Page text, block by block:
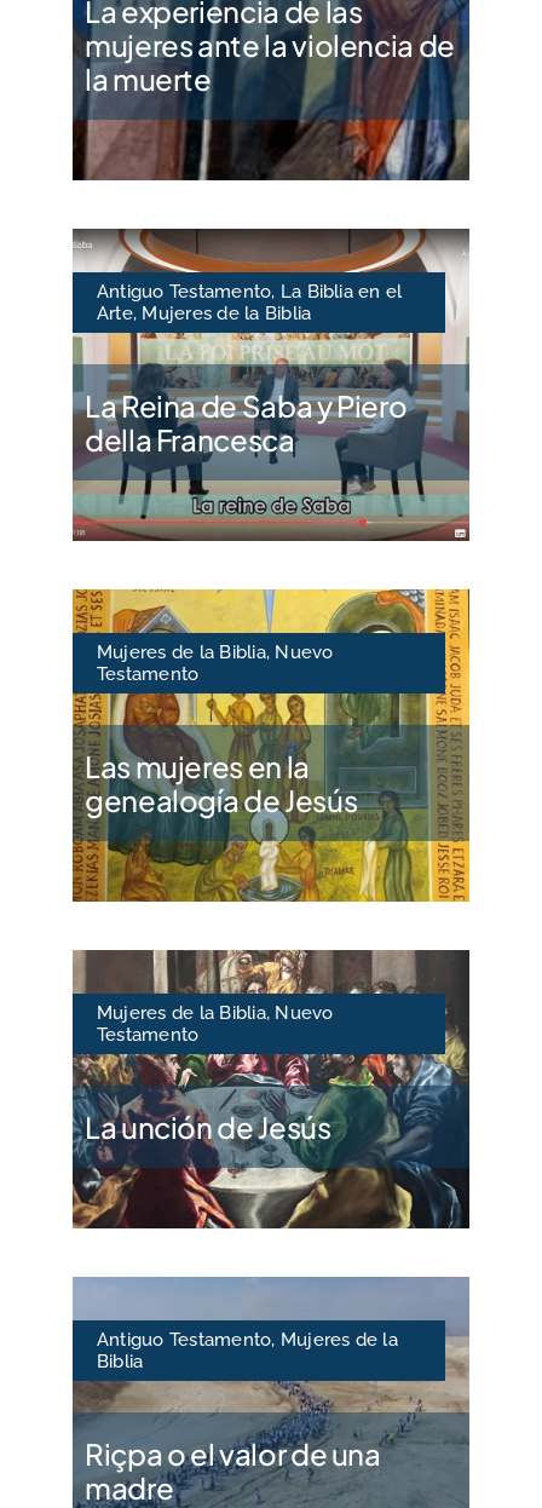
La experiencia de las
mujeres ante la violencia de
la muerte
Antiguo Testamento, La Biblia en el
Arte, Mujeres de la Biblia
La Reina de Saba y Piero
della Francesca
Mujeres de la Biblia, Nuevo
Testamento
Las mujeres en la
genealogía de Jesús
Mujeres de la Biblia, Nuevo
Testamento
La unción de Jesús
Antiguo Testamento, Mujeres de la
Biblia
Riçpa o el valor de una
madre